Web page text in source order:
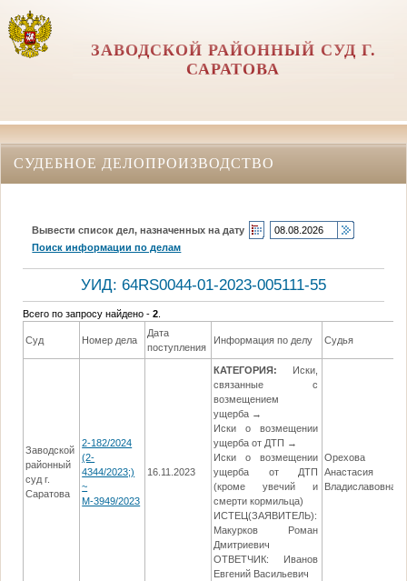
ЗАВОДСКОЙ РАЙОННЫЙ СУД Г.
САРАТОВА
СУДЕБНОЕ ДЕЛОПРОИЗВОДСТВО
Вывести список дел, назначенных на дату
Поиск информации по делам
УИД: 64RS0044-01-2023-005111-55
Всего по запросу найдено -2
Суд Номер дела
Дата
поступления
Информация по делу Судья
Заводской
районный
суд г.
Саратова
2-182/2024
(2-
4344/2023;)
~
М-3949/2023
16.11.2023
КАТЕГОРИЯ:
Иски,
связанные с
возмещением
ущерба →
Иски о возмещении
ущерба от ДТП →
Иски о возмещении
ущерба от ДТП
(кроме увечий и
смерти кормильца)
ИСТЕЦ(ЗАЯВИТЕЛЬ):
Макурков Роман
Дмитриевич
ОТВЕТЧИК: Иванов
Евгений Васильевич
Орехова
Анастасия
Владиславовна